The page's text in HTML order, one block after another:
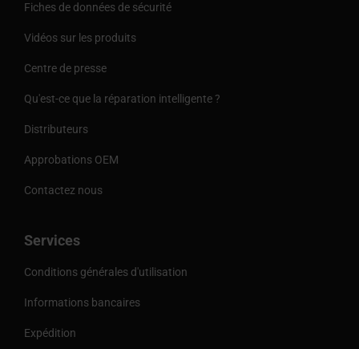
Fiches de données de sécurité
Vidéos sur les produits
Centre de presse
Qu'est-ce que la réparation intelligente ?
Distributeurs
Approbations OEM
Contactez nous
Services
Conditions générales d'utilisation
Informations bancaires
Expédition